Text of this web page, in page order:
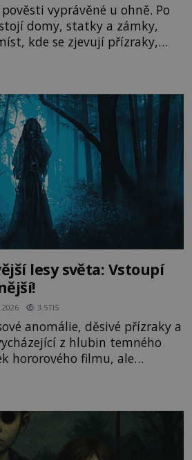
vyprávěné u ohně. Po
domy, statky a zámky,
kde se zjevují přízraky,
zvuky nebo se dějí podivné
podobná svědectví po
tato opakující se svědectví
lesy světa: Vstoupí
3.5TIS
anomálie, děsivé přízraky a
z hlubin temného
hororového filmu, ale
návštěvníci lesů, které jsou
na světě. Lidé bydlící
lesích slyšeli? A odvážili
byste se je navštívit? [gallery ids="17